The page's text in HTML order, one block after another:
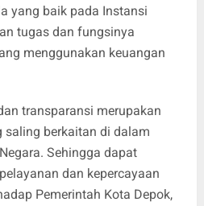
yang baik pada Instansi
tugas dan fungsinya
menggunakan keuangan
transparansi merupakan
saling berkaitan di dalam
Sehingga dapat
dan kepercayaan
Pemerintah Kota Depok,